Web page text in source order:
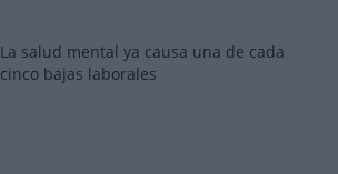
La salud mental ya causa una de cada
cinco bajas laborales